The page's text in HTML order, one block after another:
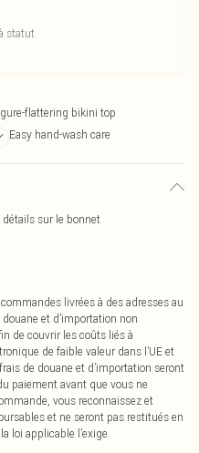
statut
flattering bikini top
Easy hand-wash care
sur le bonnet
livrées à des adresses au
et d’importation non
de couvrir les coûts liés à
de faible valeur dans l’UE et
de douane et d’importation seront
paiement avant que vous ne
vous reconnaissez et
et ne seront pas restitués en
loi applicable l’exige.